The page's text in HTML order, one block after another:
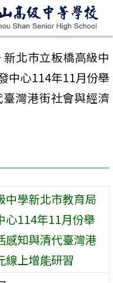
新北市立板橋高級中
中心114年11月份舉
灣港街社會與經濟
中學新北市教育局
心114年11月份舉
感知與清代臺灣港
線上增能研習